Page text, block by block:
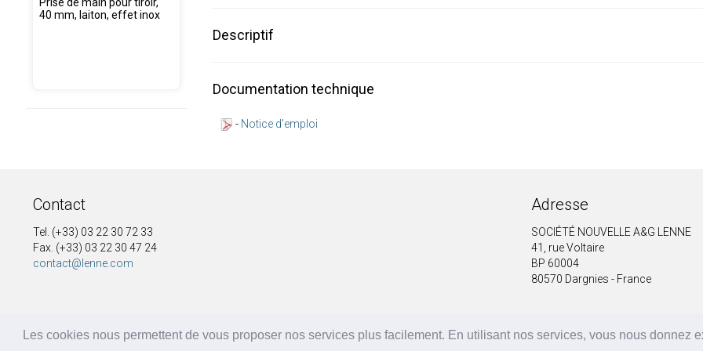
Les cookies nous permettent de vous proposer nos services plus facilement. En utilisant nos services, vous nous donnez
40 mm, laiton, effet inox
Descriptif
Documentation technique
- Notice d'emploi
Contact
Tel. (+33) 03 22 30 72 33
Fax. (+33) 03 22 30 47 24
contact@lenne.com
Adresse
SOCIÉTÉ NOUVELLE A&G LENNE
41, rue Voltaire
BP 60004
80570 Dargnies - France